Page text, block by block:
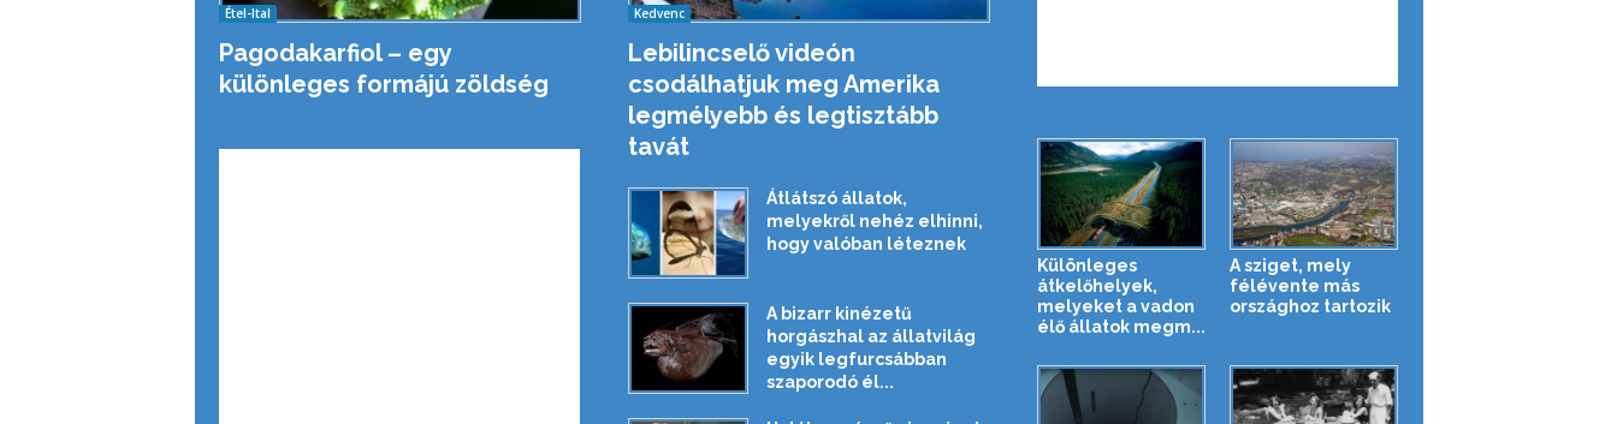
Étel-Ital
Pagodakarfiol – egy
különleges formájú zöldség
Kedvenc
Lebilincselő videón
csodálhatjuk meg Amerika
legmélyebb és legtisztább
tavát
Átlátszó állatok,
melyekről nehéz elhinni,
hogy valóban léteznek
A bizarr kinézetű
horgászhal az állatvilág
egyik legfurcsábban
szaporodó él...
Különleges
átkelőhelyek,
melyeket a vadon
élő állatok megm...
A sziget, mely
félévente más
országhoz tartozik